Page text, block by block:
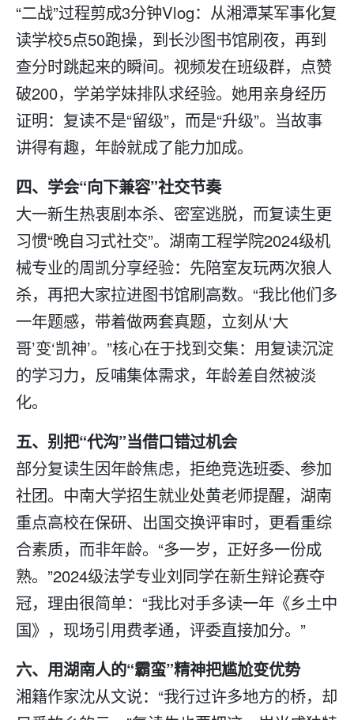
“二战”过程剪成3分钟Vlog：从湘潭某军事化复
读学校5点50跑操，到长沙图书馆刷夜，再到
查分时跳起来的瞬间。视频发在班级群，点赞
破200，学弟学妹排队求经验。她用亲身经历
证明： 复读不是“留级”，而是“升级”。当故事
讲得有趣，年龄就成了能力加成。
四、学会“向下兼容”社交节奏
大一新生热衷剧本杀、密室逃脱，而复读生更
习惯“晚自习式社交”。湖南工程学院2024级机
械专业的周凯分享经验：先陪室友玩两次狼人
杀，再把大家拉进图书馆刷高数。“我比他们多
一年题感，带着做两套真题，立刻从‘大
哥’变‘凯神’。”核心在于找到交集：用复读沉淀
的学习力，反哺集体需求，年龄差自然被淡
化。
五、别把“代沟”当借口错过机会
部分复读生因年龄焦虑，拒绝竞选班委、参加
社团。中南大学招生就业处黄老师提醒，湖南
重点高校在保研、出国交换评审时，更看重综
合素质，而非年龄。“多一岁，正好多一份成
熟。”2024级法学专业刘同学在新生辩论赛夺
冠，理由很简单：“我比对手多读一年《乡土中
国》，现场引用费孝通，评委直接加分。”
六、用湖南人的“霸蛮”精神把尴尬变优势
湘籍作家沈从文说：“我行过许多地方的桥，却